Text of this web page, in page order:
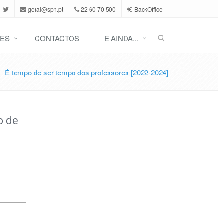
geral@spn.pt 22 60 70 500 BackOffice
CONTACTOS E AINDA...
É tempo de ser tempo dos professores [2022-2024]
de